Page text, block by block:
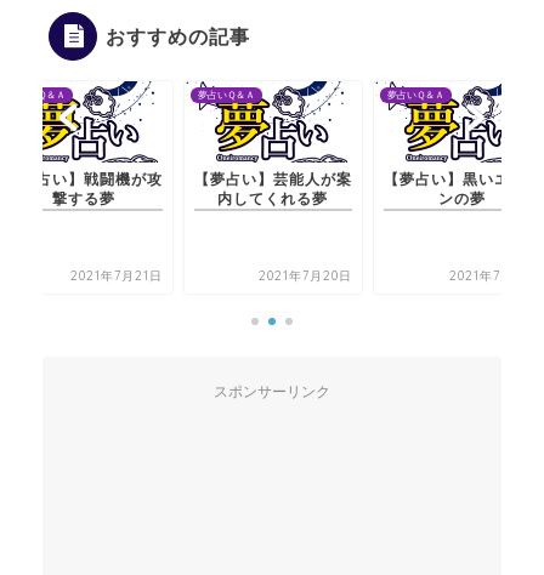
おすすめの記事
夢占いＱ＆Ａ
【夢占い】戦闘機が攻
撃する夢
2021年7月21日
夢占いＱ＆Ａ
【夢占い】芸能人が案
内してくれる夢
2021年7月20日
夢占いＱ＆Ａ
【夢占い】黒いエプロ
ンの夢
2021年7月21日
スポンサーリンク